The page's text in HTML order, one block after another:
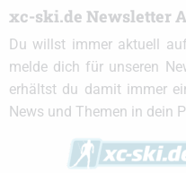
xc-ski.de Newsletter
Du willst immer aktuell
melde dich für unseren
erhältst du damit immer
News und Themen in dein